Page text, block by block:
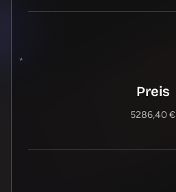
Preis
5286,40 €